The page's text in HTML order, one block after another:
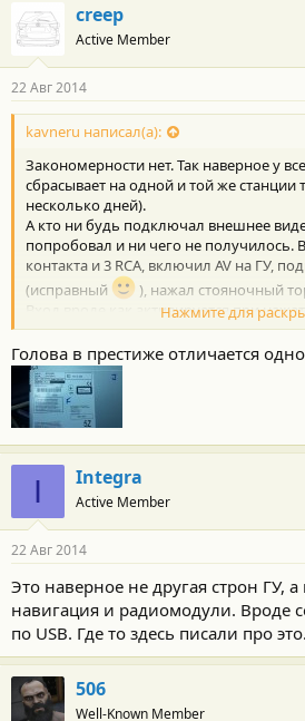
creep
Active Member
22 Авг 2014
kavneru написал(а):
Закономерности нет. Так наверное у
сбрасывает на одной и той же станции
несколько дней).
А кто ни будь подключал внешнее
попробовал и ни чего не получилось.
контакта и 3 RCA, включил AV на ГУ,
(исправный
), нажал стояночный
Вход вроде как активируется при
тормоза, но видео и звука при этом
Да и нформации по нашему ГУ в инете
Нажмите для
Голова в престиже отличается
I Integra
Active Member
22 Авг 2014
Это наверное не другая строн ГУ,
навигация и радиомодули. Вроде
по USB. Где то здесь писали про это.
506
Well-Known Member